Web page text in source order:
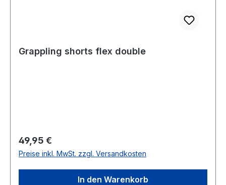
Grappling shorts flex double
Regulärer Preis:
49,95 €
Preise inkl. MwSt. zzgl. Versandkosten
In den Warenkorb